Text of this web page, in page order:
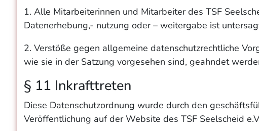
1. Alle Mitarbeiterinnen und Mitarbeiter des TSF
Datenerhebung,- nutzung oder – weitergabe ist
2. Verstöße gegen allgemeine datenschutzrechtliche
wie sie in der Satzung vorgesehen sind, geahndet
§ 11 Inkrafttreten
Diese Datenschutzordnung wurde durch den
Veröffentlichung auf der Website des TSF Seelscheid